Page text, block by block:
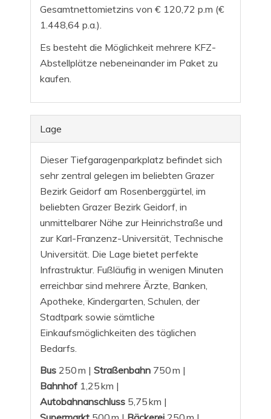
Gesamtnettomietzins von € 120,72 p.m (€
1.448,64 p.a.).
Es besteht die Möglichkeit mehrere KFZ-
Abstellplätze nebeneinander im Paket zu
kaufen.
Lage
Dieser Tiefgaragenparkplatz befindet sich
sehr zentral gelegen im beliebten Grazer
Bezirk Geidorf am Rosenberggürtel, im
beliebten Grazer Bezirk Geidorf, in
unmittelbarer Nähe zur Heinrichstraße und
zur Karl-Franzenz-Universität, Technische
Universität. Die Lage bietet perfekte
Infrastruktur. Fußläufig in wenigen Minuten
erreichbar sind mehrere Ärzte, Banken,
Apotheke, Kindergarten, Schulen, der
Stadtpark sowie sämtliche
Einkaufsmöglichkeiten des täglichen
Bedarfs.
Bus 250 m | Straßenbahn 750 m |
Bahnhof 1,25 km |
Autobahnanschluss 5,75 km |